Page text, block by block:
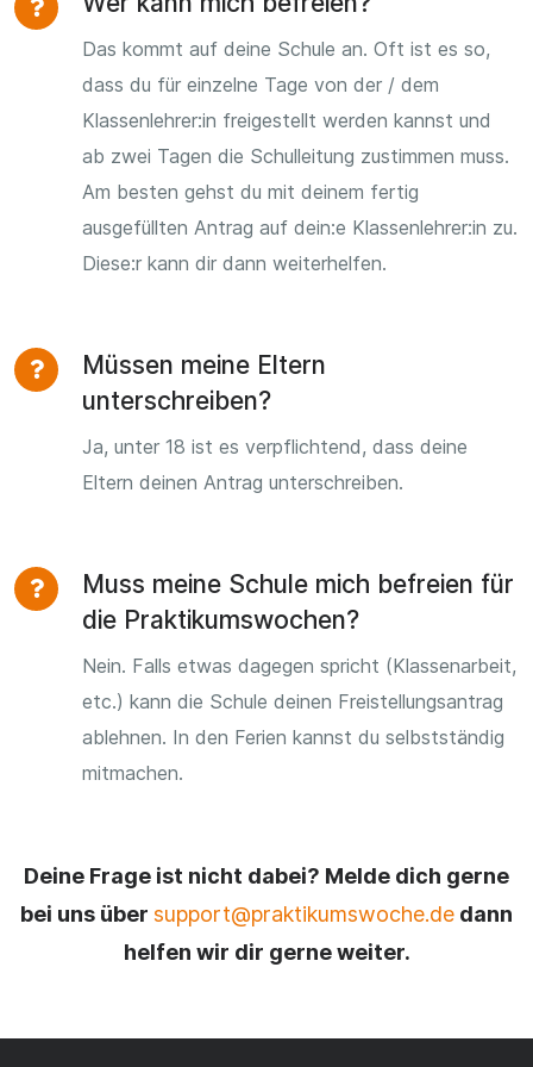
Das kommt auf deine Schule an. Oft ist es so,
dass du für einzelne Tage von der / dem
Klassenlehrer:in freigestellt werden kannst und
ab zwei Tagen die Schulleitung zustimmen muss.
Am besten gehst du mit deinem fertig
ausgefüllten Antrag auf dein:e Klassenlehrer:in zu.
Diese:r kann dir dann weiterhelfen.
Müssen meine Eltern
unterschreiben?
Ja, unter 18 ist es verpflichtend, dass deine
Eltern deinen Antrag unterschreiben.
Muss meine Schule mich befreien für
die Praktikumswochen?
Nein. Falls etwas dagegen spricht (Klassenarbeit,
etc.) kann die Schule deinen Freistellungsantrag
ablehnen. In den Ferien kannst du selbstständig
mitmachen.
Deine Frage ist nicht dabei? Melde dich gerne
bei uns über support@praktikumswoche.de dann
helfen wir dir gerne weiter.